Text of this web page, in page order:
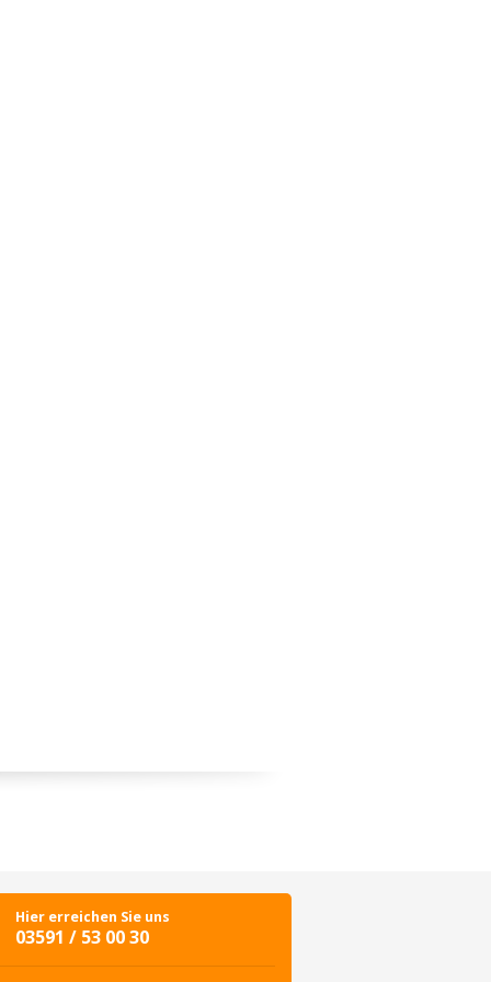
Hier erreichen Sie uns
03591 / 53 00 30